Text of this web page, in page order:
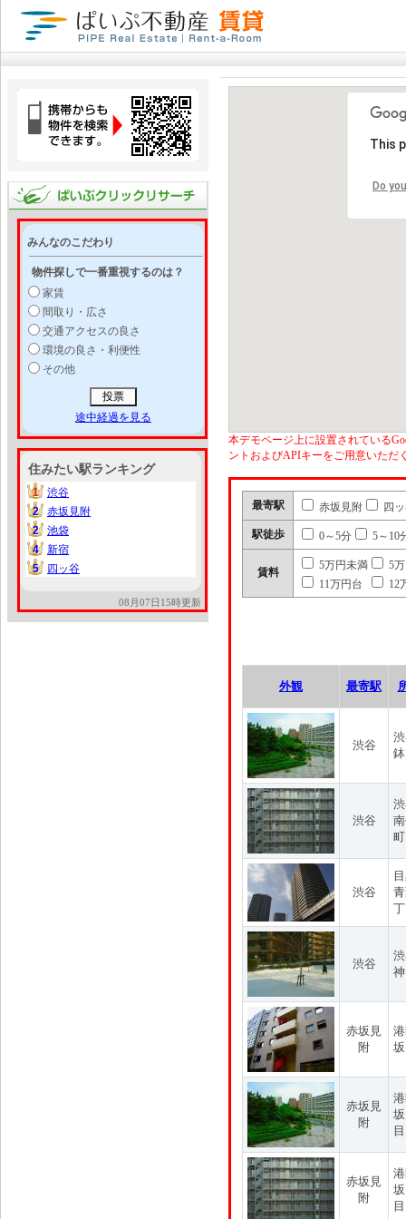
みんなのこだわり
物件探しで一番重視するのは？
家賃
間取り・広さ
交通アクセスの良さ
環境の良さ・利便性
その他
途中経過を見る
住みたい駅ランキング
1
1
渋谷
2
2
赤坂見附
2
2
池袋
4
4
新宿
5
5 四ッ谷
08月07日15時更新
This
Do
本デモページ上に設置されている
ントおよびAPIキーをご用意いただ
最寄駅 赤坂見附 四
駅徒歩 0～5分 5～10
賃料
5万円未満
5
11万円台
12
外観 最寄駅
渋谷
渋谷
渋谷
渋谷
赤坂見
附
赤坂見
附
目
赤坂見
附
目